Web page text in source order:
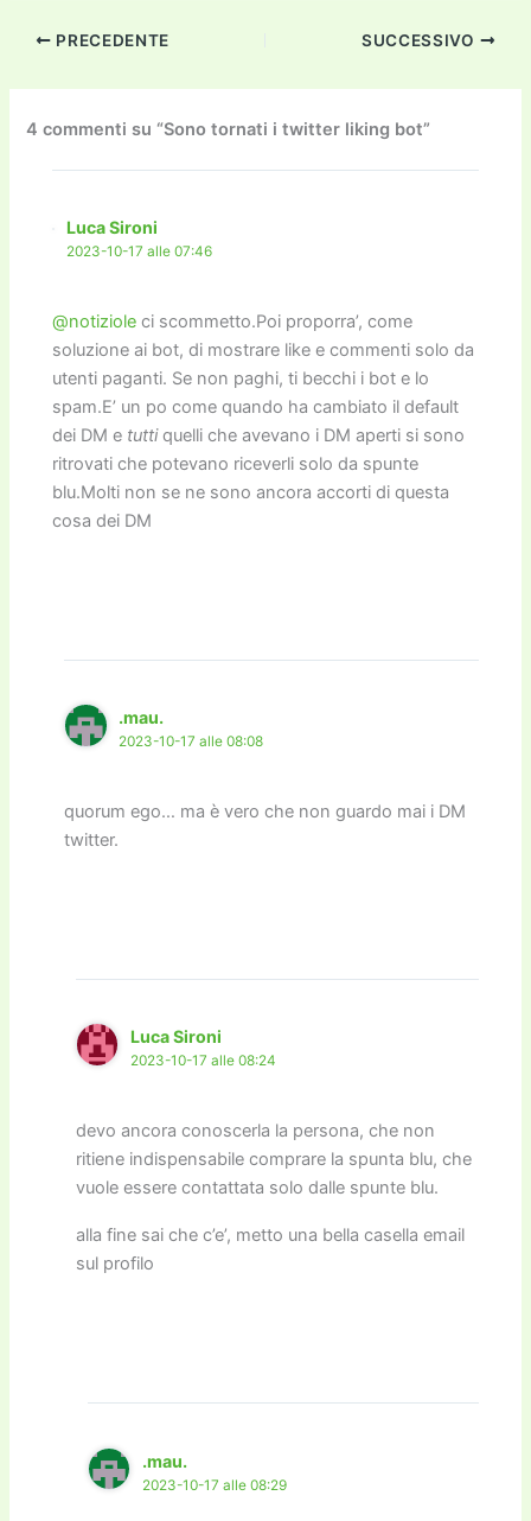
c
e
b
o
o
k
itt
er
ai
l
d
o
n
a
m
p
y
Li
n
k
k
e
dI
n
n
di
vi
PRECEDENTE SUCCESSIVO
4 commenti su “Sono tornati i twitter liking bot”
Luca Sironi
2023-10-17 alle 07:46
@notiziole ci scommetto.Poi proporra’, come
soluzione ai bot, di mostrare like e commenti solo da
utenti paganti. Se non paghi, ti becchi i bot e lo
spam.E’ un po come quando ha cambiato il default
dei DM e tuttiquelli che avevano i DM aperti si sono
ritrovati che potevano riceverli solo da spunte
blu.Molti non se ne sono ancora accorti di questa
cosa dei DM
.mau.
2023-10-17 alle 08:08
quorum ego… ma è vero che non guardo mai i DM
twitter.
Luca Sironi
2023-10-17 alle 08:24
devo ancora conoscerla la persona, che non
ritiene indispensabile comprare la spunta blu, che
vuole essere contattata solo dalle spunte blu.
alla fine sai che c’e’, metto una bella casella email
sul profilo
.mau.
2023-10-17 alle 08:29